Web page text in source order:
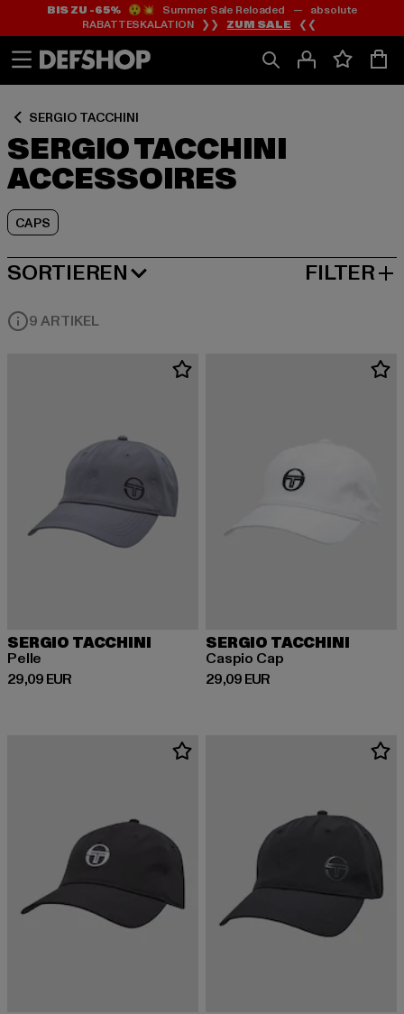
Zum
Inhalt
springen
Zum
Fußzeile
springen
BIS ZU -65%😲💥 Summer Sale Reloaded — absolute
RABATTESKALATION ❯❯ ZUM SALE ❮❮
SERGIO TACCHINI
SERGIO TACCHINI
ACCESSOIRES
CAPS
Zum
Produktraster
springen
SORTIEREN
BELIEBTESTE FILTER
9 ARTIKEL
SERGIO TACCHINI
Pelle
29,09 EUR
Derzeitiger Preis: 29,09 EUR
SERGIO TACCHINI
Caspio Cap
29,09 EUR
Derzeitiger Preis: 29,09 EUR